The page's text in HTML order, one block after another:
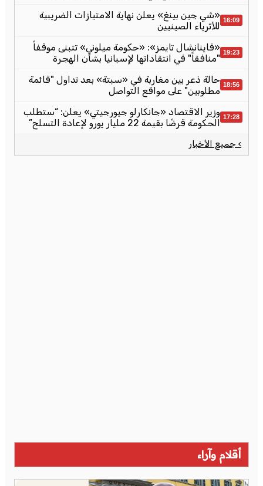
16:09 «شي جين بينغ» يعلن نهاية الامتيازات الضريبية
للأثرياء الصينيين
19:23 «فاينانشال تايمز»: «حكومة ميلوني» تتبنى موقفاً
"منافقاً" في انتقاداتها لإسبانيا بشأن الهجرة
18:56 حالة ذعر بين مغاربة في «سبتة» بعد تداول "قائمة
مطلوبين" على مواقع التواصل
17:28 وزير الاقتصاد «جانكارلو جيورجيتي» يعلن: “ستطلب
الحكومة قرضًا بقيمة 22 مليار يورو لإعادة التسلح”
› جميع الأخبار
أقلام وآراء